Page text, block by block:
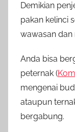
Demikian
pakan kelinci
wawasan dan
Anda bisa
peternak (
mengenai
ataupun
bergabung.